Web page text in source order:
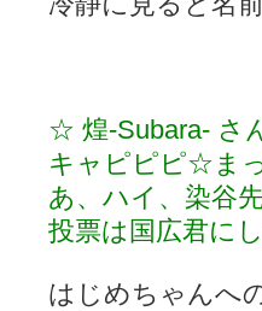
☆ 煌-Subara- さ
キャピピピ☆ま
あ、ハイ、染谷
投票は国広君に
はじめちゃんへ